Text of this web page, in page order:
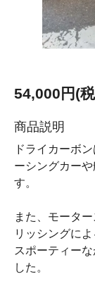
54,000円(
商品説明
ドライカーボ
ーシングカー
す。
また、モータ
リッシングに
スポーティー
した。